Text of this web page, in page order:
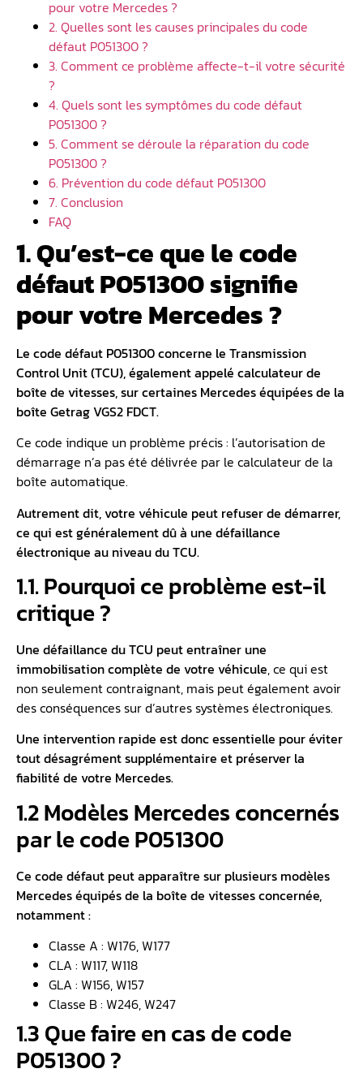
pour votre Mercedes ?
2. Quelles sont les causes principales du code
défaut P051300 ?
3. Comment ce problème affecte-t-il votre sécurité
?
4. Quels sont les symptômes du code défaut
P051300 ?
5. Comment se déroule la réparation du code
P051300 ?
6. Prévention du code défaut P051300
7. Conclusion
FAQ
1. Qu’est-ce que le code
défaut P051300 signifie
pour votre Mercedes ?
Le code défaut P051300 concerne le Transmission
Control Unit (TCU), également appelé calculateur de
boîte de vitesses, sur certaines Mercedes équipées de la
boîte Getrag VGS2 FDCT.
Ce code indique un problème précis : l’autorisation de
démarrage n’a pas été délivrée par le calculateur de la
boîte automatique.
Autrement dit, votre véhicule peut refuser de démarrer,
ce qui est généralement dû à une défaillance
électronique au niveau du TCU.
1.1. Pourquoi ce problème est-il
critique ?
Une défaillance du TCU peut entraîner une
immobilisation complète de votre véhicule, ce qui est
non seulement contraignant, mais peut également avoir
des conséquences sur d’autres systèmes électroniques.
Une intervention rapide est donc essentielle pour éviter
tout désagrément supplémentaire et préserver la
fiabilité de votre Mercedes.
1.2 Modèles Mercedes concernés
par le code P051300
Ce code défaut peut apparaître sur plusieurs modèles
Mercedes équipés de la boîte de vitesses concernée,
notamment :
Classe A : W176, W177
CLA : W117, W118
GLA : W156, W157
Classe B : W246, W247
1.3 Que faire en cas de code
P051300 ?